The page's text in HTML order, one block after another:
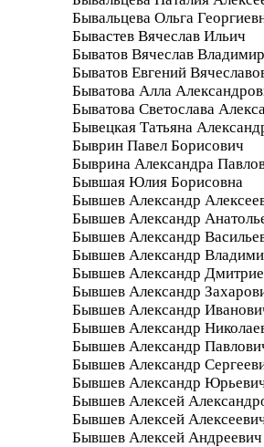
Бывальцева Ольга
Бывастев Вячеслав Ильич
Быватов Вячеслав
Быватов Евгений
Быватова Алла
Быватова Светослава
Бывецкая Татьяна
Быврин Павел Борисович
Быврина Александра
Бывшая Юлия Борисовна
Бывшев Александр
Бывшев Александр
Бывшев Александр
Бывшев Александр
Бывшев Александр
Бывшев Александр
Бывшев Александр
Бывшев Александр
Бывшев Александр
Бывшев Александр
Бывшев Александр
Бывшев Алексей
Бывшев Алексей
Бывшев Алексей Андреевич